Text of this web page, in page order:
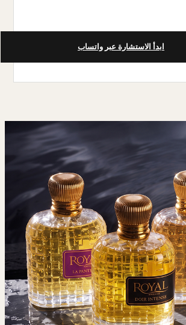
ابدأ الاستشارة عبر واتساب